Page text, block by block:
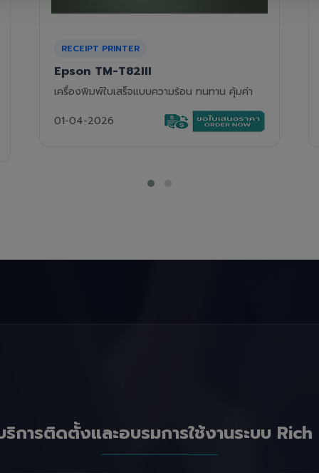
RECEIPT PRINTER
Epson TM-T88VII
เครื่องพิมพ์ใบเสร็จความร้อนรุ่นท็อป ความเร็วสูง
01-04-2026
ริการติดตั้งและอบรมการใช้งานระบบ Rich